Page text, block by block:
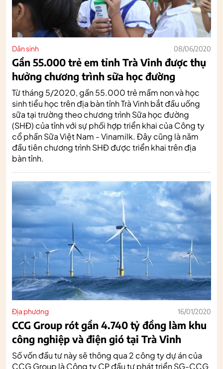
Dân sinh 08/06/2020
Gần 55.000 trẻ em tỉnh Trà Vinh được thụ
hưởng chương trình sữa học đường
Từ tháng 5/2020, gần 55.000 trẻ mầm non và học
sinh tiểu học trên địa bàn tỉnh Trà Vinh bắt đầu uống
sữa tại trường theo chương trình Sữa học đường
(SHĐ) của tỉnh với sự phối hợp triển khai của Công ty
cổ phần Sữa Việt Nam - Vinamilk. Đây cũng là năm
đầu tiên chương trình SHĐ được triển khai trên địa
bàn tỉnh.
Địa phương 16/01/2020
CCG Group rót gần 4.740 tỷ đồng làm khu
công nghiệp và điện gió tại Trà Vinh
Số vốn đầu tư này sẽ thông qua 2 công ty dự án của
CCG Group là Công ty CP đầu tư phát triển SG-CCG